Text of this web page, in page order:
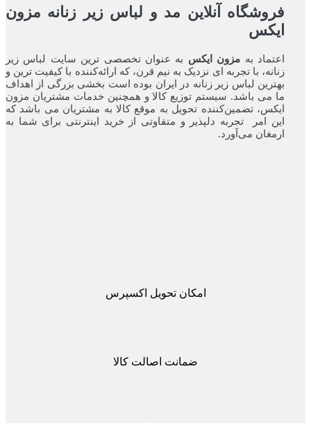
فروشگاه آنلاین مد و لباس زیر زنانه مزون
ایکس
اعتماد بهمزون ایکس به عنوان تخصصی ترین سایت لباس زیر
زنانه، با تجربه ای نزدیک به نیم قرن، که ارائه‌کننده با کیفیت ترین و
بهترین لباس زیر زنانه در ایران بوده ‌است بخشی بزرگی از اهداف
ما می باشد. سیستم توزیع کالا و همچنین خدمات مشتریان مزون
ایکس، تضمین‌کننده‌ تحویل به موقع کالا به مشتریان می باشد که
این امر تجربه‌ دلپذیر و متفاوتی از خرید اینترنتی برای شما به
ارمغان می‌آورد.
امکان تحویل اکسپرس
ضمانت اصالت کالا